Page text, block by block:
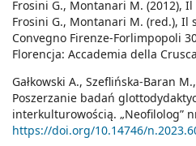
Frosini G., Montanari M. (2012),
Frosini G., Montanari M. (red.), Il
Convegno Firenze-Forlimpopoli
Florencja: Accademia della
Gałkowski A., Szeflińska-Baran
Poszerzanie badań
interkulturowością. „Neofilolog”
https://doi.org/10.14746/